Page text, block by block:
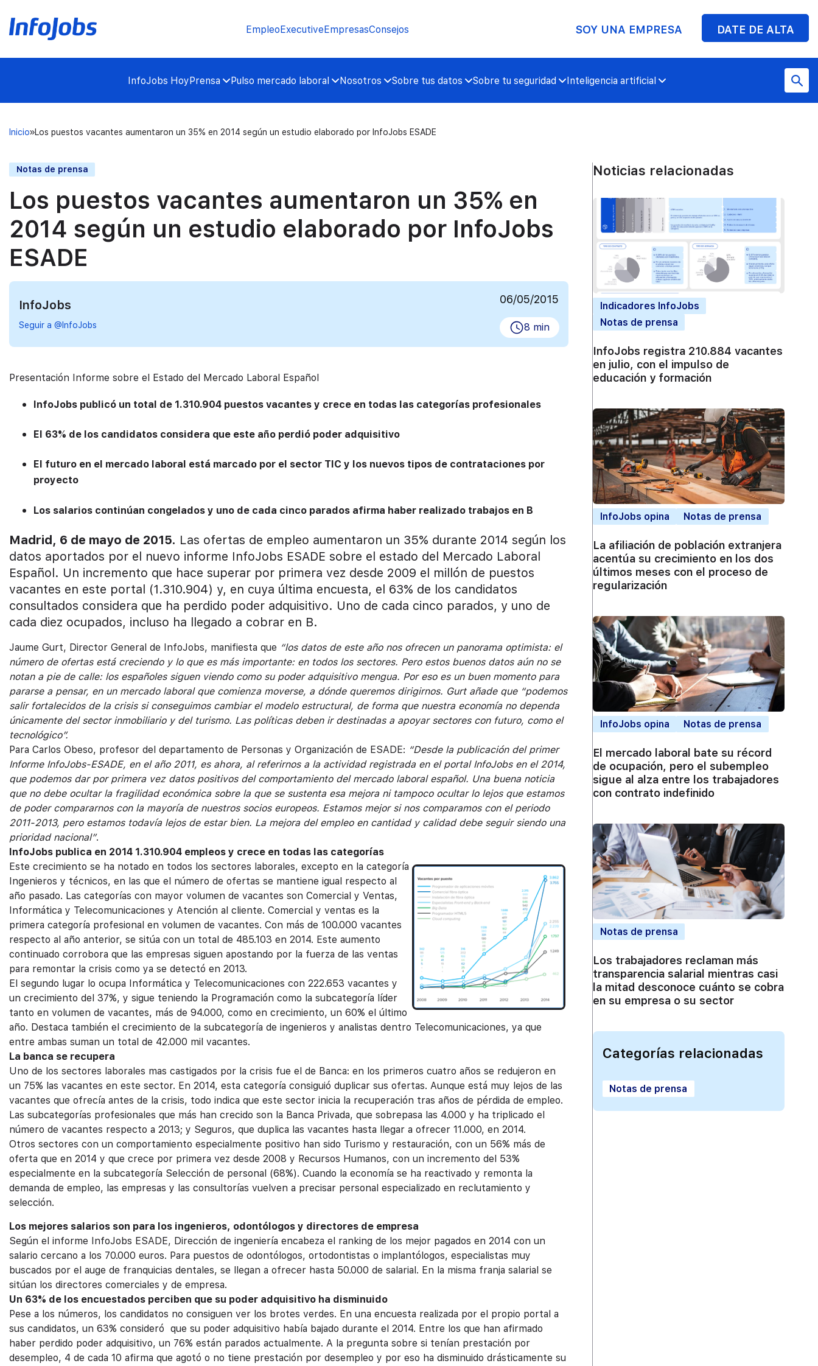
EmpleoExecutiveEmpresasConsejos SOY UNA EMPRESA DATE DE ALTA
InfoJobs HoyPrensa Pulso mercado laboral Nosotros Sobre tus datos Sobre tu seguridad Inteligencia artificial
Inicio Los puestos vacantes aumentaron un 35% en 2014 según un estudio elaborado por InfoJobs ESADE
Notas de prensa
Los puestos vacantes aumentaron un 35% en
2014 según un estudio elaborado por InfoJobs
ESADE
InfoJobs
Seguir a @InfoJobs
06/05/2015
8 min
Presentación Informe sobre el Estado del Mercado Laboral Español
InfoJobs publicó un total de 1.310.904 puestos vacantes y crece en todas las categorías profesionales
El 63% de los candidatos considera que este año perdió poder adquisitivo
El futuro en el mercado laboral está marcado por el sector TIC y los nuevos tipos de contrataciones por
proyecto
Los salarios continúan congelados y uno de cada cinco parados afirma haber realizado trabajos en B
Madrid, 6 de mayo de 2015. Las ofertas de empleo aumentaron un 35% durante 2014 según los
datos aportados por el nuevo informe InfoJobs ESADE sobre el estado del Mercado Laboral
Español. Un incremento que hace superar por primera vez desde 2009 el millón de puestos
vacantes en este portal (1.310.904) y, en cuya última encuesta, el 63% de los candidatos
consultados considera que ha perdido poder adquisitivo. Uno de cada cinco parados, y uno de
cada diez ocupados, incluso ha llegado a cobrar en B.
Jaume Gurt, Director General de InfoJobs, manifiesta que “los datos de este año nos ofrecen un panorama optimista: el
número de ofertas está creciendo y lo que es más importante: en todos los sectores. Pero estos buenos datos aún no se
notan a pie de calle: los españoles siguen viendo como su poder adquisitivo mengua. Por eso es un buen momento para
pararse a pensar, en un mercado laboral que comienza moverse, a dónde queremos dirigirnos. Gurt añade que “podemos
salir fortalecidos de la crisis si conseguimos cambiar el modelo estructural, de forma que nuestra economía no dependa
únicamente del sector inmobiliario y del turismo. Las políticas deben ir destinadas a apoyar sectores con futuro, como el
tecnológico”.
Para Carlos Obeso, profesor del departamento de Personas y Organización de ESADE: “Desde la publicación del primer
Informe InfoJobs-ESADE, en el año 2011, es ahora, al referirnos a la actividad registrada en el portal InfoJobs en el 2014,
que podemos dar por primera vez datos positivos del comportamiento del mercado laboral español. Una buena noticia
que no debe ocultar la fragilidad económica sobre la que se sustenta esa mejora ni tampoco ocultar lo lejos que estamos
de poder compararnos con la mayoría de nuestros socios europeos. Estamos mejor si nos comparamos con el periodo
2011-2013, pero estamos todavía lejos de estar bien. La mejora del empleo en cantidad y calidad debe seguir siendo una
prioridad nacional”.
InfoJobs publica en 2014 1.310.904 empleos y crece en todas las categorías
Este crecimiento se ha notado en todos los sectores laborales, excepto en la categoría
Ingenieros y técnicos, en las que el número de ofertas se mantiene igual respecto al
año pasado. Las categorías con mayor volumen de vacantes son Comercial y Ventas,
Informática y Telecomunicaciones y Atención al cliente. Comercial y ventas es la
primera categoría profesional en volumen de vacantes. Con más de 100.000 vacantes
respecto al año anterior, se sitúa con un total de 485.103 en 2014. Este aumento
continuado corrobora que las empresas siguen apostando por la fuerza de las ventas
para remontar la crisis como ya se detectó en 2013.
El segundo lugar lo ocupa Informática y Telecomunicaciones con 222.653 vacantes y
un crecimiento del 37%, y sigue teniendo la Programación como la subcategoría líder
tanto en volumen de vacantes, más de 94.000, como en crecimiento, un 60% el último
año. Destaca también el crecimiento de la subcategoría de ingenieros y analistas dentro Telecomunicaciones, ya que
entre ambas suman un total de 42.000 mil vacantes.
La banca se recupera
Uno de los sectores laborales mas castigados por la crisis fue el de Banca: en los primeros cuatro años se redujeron en
un 75% las vacantes en este sector. En 2014, esta categoría consiguió duplicar sus ofertas. Aunque está muy lejos de las
vacantes que ofrecía antes de la crisis, todo indica que este sector inicia la recuperación tras años de pérdida de empleo.
Las subcategorías profesionales que más han crecido son la Banca Privada, que sobrepasa las 4.000 y ha triplicado el
número de vacantes respecto a 2013; y Seguros, que duplica las vacantes hasta llegar a ofrecer 11.000, en 2014.
Otros sectores con un comportamiento especialmente positivo han sido Turismo y restauración, con un 56% más de
oferta que en 2014 y que crece por primera vez desde 2008 y Recursos Humanos, con un incremento del 53%
especialmente en la subcategoría Selección de personal (68%). Cuando la economía se ha reactivado y remonta la
demanda de empleo, las empresas y las consultorías vuelven a precisar personal especializado en reclutamiento y
selección.
Los mejores salarios son para los ingenieros, odontólogos y directores de empresa
Según el informe InfoJobs ESADE, Dirección de ingeniería encabeza el ranking de los mejor pagados en 2014 con un
salario cercano a los 70.000 euros. Para puestos de odontólogos, ortodontistas o implantólogos, especialistas muy
buscados por el auge de franquicias dentales, se llegan a ofrecer hasta 50.000 de salarial. En la misma franja salarial se
sitúan los directores comerciales y de empresa.
Un 63% de los encuestados perciben que su poder adquisitivo ha disminuido
Pese a los números, los candidatos no consiguen ver los brotes verdes. En una encuesta realizada por el propio portal a
sus candidatos, un 63% consideró que su poder adquisitivo había bajado durante el 2014. Entre los que han afirmado
haber perdido poder adquisitivo, un 76% están parados actualmente. A la pregunta sobre si tenían prestación por
desempleo, 4 de cada 10 afirma que agotó o no tiene prestación por desempleo y por eso ha disminuido drásticamente su
Noticias relacionadas
Indicadores InfoJobs
Notas de prensa
InfoJobs registra 210.884 vacantes
en julio, con el impulso de
educación y formación
InfoJobs opina Notas de prensa
La afiliación de población extranjera
acentúa su crecimiento en los dos
últimos meses con el proceso de
regularización
InfoJobs opina Notas de prensa
El mercado laboral bate su récord
de ocupación, pero el subempleo
sigue al alza entre los trabajadores
con contrato indefinido
Notas de prensa
Los trabajadores reclaman más
transparencia salarial mientras casi
la mitad desconoce cuánto se cobra
en su empresa o su sector
Categorías relacionadas
Notas de prensa